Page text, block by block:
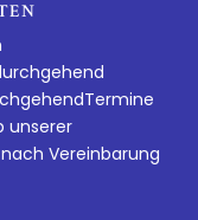
unserer
Vereinbarung